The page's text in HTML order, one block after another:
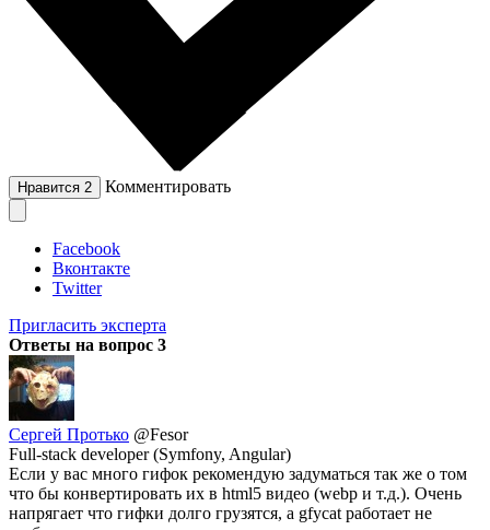
Нравится 2 Комментировать
Facebook
Вконтакте
Twitter
Пригласить эксперта
Ответы на вопрос 3
Сергей Протько @Fesor
Full-stack developer (Symfony, Angular)
Если у вас много гифок рекомендую задуматься так же о том
что бы конвертировать их в html5 видео (webp и т.д.). Очень
напрягает что гифки долго грузятся, а gfycat работает не